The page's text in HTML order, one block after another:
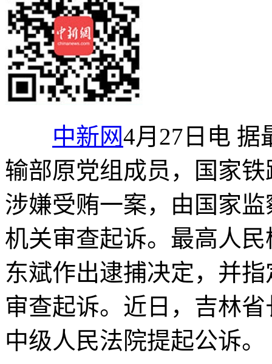
中新网4月27日电 据
输部原党组成员，国家
涉嫌受贿一案，由国家
机关审查起诉。最高人
东斌作出逮捕决定，并
审查起诉。近日，吉林
中级人民法院提起公诉。